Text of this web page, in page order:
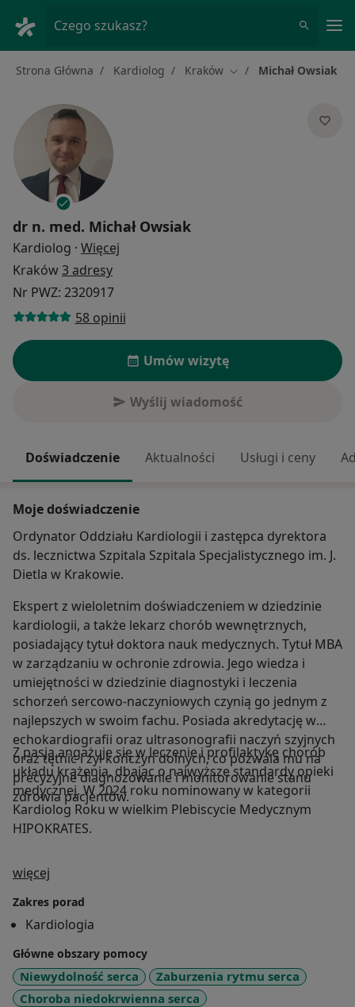
Czego szukasz?
Strona Główna Kardiolog Kraków Zmień miasto
Michał Owsiak
dr n. med. Michał Owsiak
Kardiolog · Więcej
Kraków3 adresy
Nr PWZ: 2320917
58 opinii
Umów wizytę
Wyślij wiadomość
Doświadczenie Aktualności Usługi i ceny
Moje doświadczenie
Ordynator Oddziału Kardiologii i zastępca dyrektora
ds. lecznictwa Szpitala Szpitala Specjalistycznego im. J.
Dietla w Krakowie.
Ekspert z wieloletnim doświadczeniem w dziedzinie
kardiologii, a także lekarz chorób wewnętrznych,
posiadający tytuł doktora nauk medycznych. Tytuł MBA
w zarządzaniu w ochronie zdrowia. Jego wiedza i
umiejętności w dziedzinie diagnostyki i leczenia
schorzeń sercowo-naczyniowych czynią go jednym z
najlepszych w swoim fachu. Posiada akredytację w
echokardiografii oraz ultrasonografii naczyń szyjnych
oraz tętnic i żył kończyn dolnych, co pozwala mu na
precyzyjne diagnozowanie i monitorowanie stanu
zdrowia pacjentów.
Z pasją angażuje się w leczenie i profilaktykę chorób
układu krążenia, dbając o najwyższe standardy opieki
medycznej. W 2024 roku nominowany w kategorii
Kardiolog Roku w wielkim Plebiscycie Medycznym
HIPOKRATES.
więcej
Zakres porad
Kardiologia
Główne obszary pomocy
Niewydolność serca
Zaburzenia rytmu serca
Choroba niedokrwienna serca